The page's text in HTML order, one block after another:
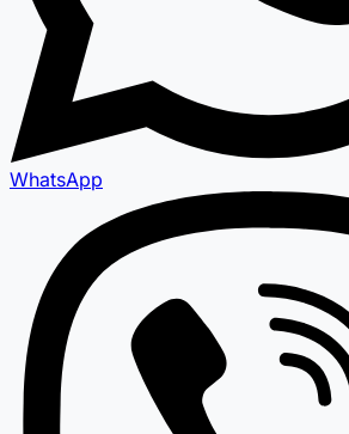
WhatsApp